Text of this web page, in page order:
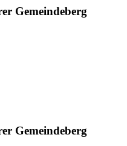
Gemeindeberg
Gemeindeberg